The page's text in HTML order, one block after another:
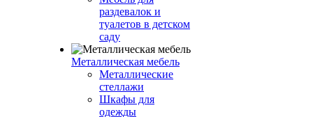
раздевалок и
туалетов в детском
саду
Металлическая мебель
Металлические
стеллажи
Шкафы для
одежды